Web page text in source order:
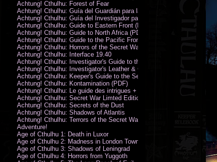
Achtung! Cthulhu: Forest of Fear
Achtung! Cthulhu: Guía del Guardián para la Guerra Secreta
Achtung! Cthulhu: Guía del Investigador para la Guerra Secreta
Achtung! Cthulhu: Guide to Eastern Front (PDF)
Achtung! Cthulhu: Guide to North Africa (PDF)
Achtung! Cthulhu: Guide to the Pacific Front
Achtung! Cthulhu: Horrors of the Secret War
Achtung! Cthulhu: Interface 19.40
Achtung! Cthulhu: Investigator's Guide to the Secret War
Achtung! Cthulhu: Investigator's Leather & Canvas Bag
Achtung! Cthulhu: Keeper's Guide to the Secret War
Achtung! Cthulhu: Kontamination (PDF)
Achtung! Cthulhu: Le guide des intrigues + ecran
Achtung! Cthulhu: Secret War Limted Edition Book
Achtung! Cthulhu: Secrets of the Dust
Achtung! Cthulhu: Shadows of Atlantis
Achtung! Cthulhu: Terrors of the Secret War
Adventure!
Age of Cthulhu 1: Death in Luxor
Age of Cthulhu 2: Madness in London Town
Age of Cthulhu 3: Shadows of Leningrad
Age of Cthulhu 4: Horrors from Yuggoth